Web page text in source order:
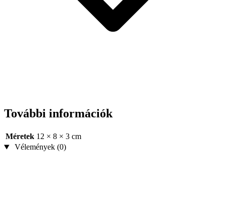
További információk
Méretek 12 × 8 × 3 cm
Vélemények (0)